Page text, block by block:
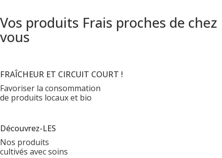
Vos produits Frais proches de chez
vous
FRAÎCHEUR ET CIRCUIT COURT !
Favoriser la consommation
de produits locaux et bio
Découvrez-LES
Nos produits
cultivés avec soins